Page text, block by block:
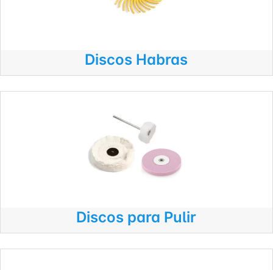
Discos Habras
Discos para Pulir